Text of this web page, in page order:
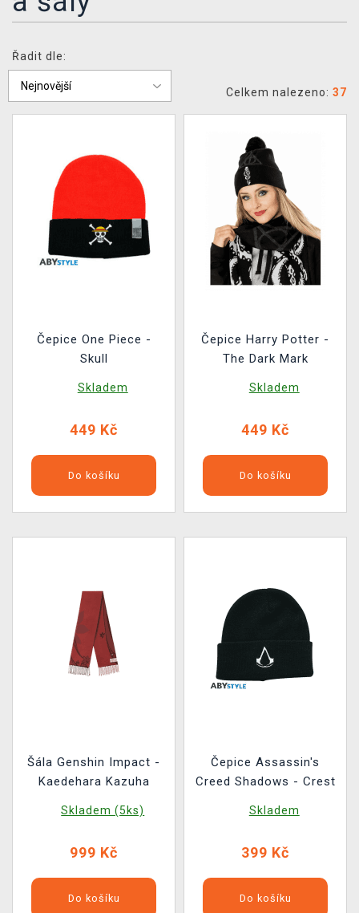
DOPRAVA
XZONE KLUB
TCG & BOARDGAME HUB
Řadit dle:
Celkem nalezeno: 37
Čepice One Piece -
Skull
Skladem
449 Kč
Do košíku
Čepice Harry Potter -
The Dark Mark
Skladem
449 Kč
Do košíku
Šála Genshin Impact -
Kaedehara Kazuha
Skladem (5ks)
999 Kč
Do košíku
Čepice Assassin's
Creed Shadows - Crest
Skladem
399 Kč
Do košíku